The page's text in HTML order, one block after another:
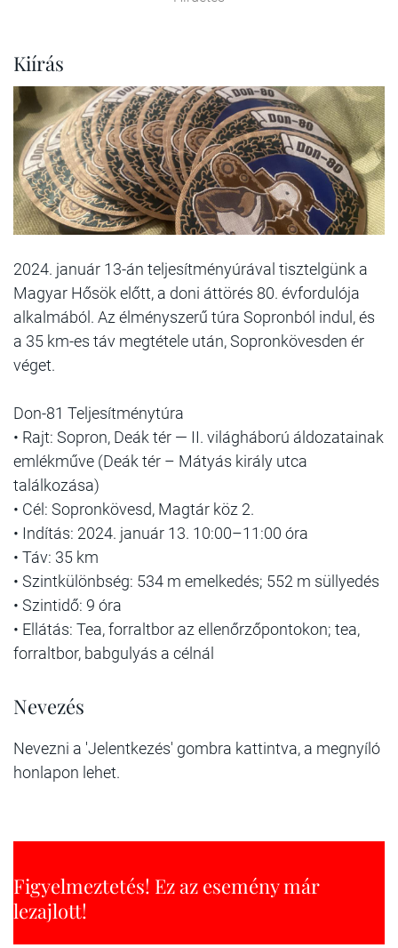
Kiírás
2024. január 13-án teljesítményúrával tisztelgünk a
Magyar Hősök előtt, a doni áttörés 80. évfordulója
alkalmából. Az élményszerű túra Sopronból indul, és
a 35 km-es táv megtétele után, Sopronkövesden ér
véget.
Don-81 Teljesítménytúra
• Rajt: Sopron, Deák tér — II. világháború áldozatainak
emlékműve (Deák tér – Mátyás király utca
találkozása)
• Cél: Sopronkövesd, Magtár köz 2.
• Indítás: 2024. január 13. 10:00–11:00 óra
• Táv: 35 km
• Szintkülönbség: 534 m emelkedés; 552 m süllyedés
• Szintidő: 9 óra
• Ellátás: Tea, forraltbor az ellenőrzőpontokon; tea,
forraltbor, babgulyás a célnál
Nevezés
Nevezni a 'Jelentkezés' gombra kattintva, a megnyíló
honlapon lehet.
Figyelmeztetés! Ez az esemény már
lezajlott!